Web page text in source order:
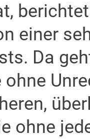
einer
Da
ohne
ohne